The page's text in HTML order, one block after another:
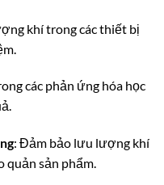
khí trong các thiết bị
các phản ứng hóa học
: Đảm bảo lưu lượng khí
quản sản phẩm.